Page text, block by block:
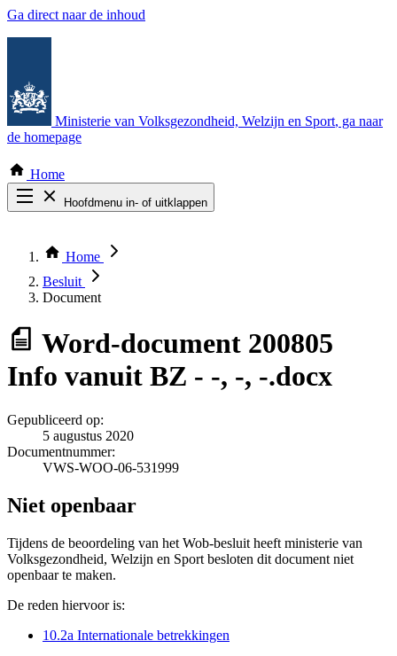
Ga direct naar de inhoud
Ministerie van Volksgezondheid, Welzijn en Sport, ga naar
de homepage
Home
Hoofdmenu in- of uitklappen
Thema COVID-19
Bekijk per bestuursorgaan
Home
Besluit
Document
Word-document 200805
Info vanuit BZ - -, -, -.docx
Gepubliceerd op:
5 augustus 2020
Documentnummer:
VWS-WOO-06-531999
Niet openbaar
Tijdens de beoordeling van het Wob-besluit heeft ministerie van
Volksgezondheid, Welzijn en Sport besloten dit document niet
openbaar te maken.
De reden hiervoor is:
10.2a Internationale betrekkingen